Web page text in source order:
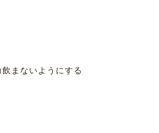
まないようにする